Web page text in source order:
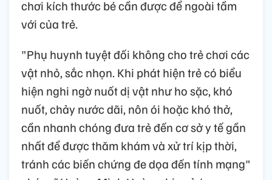
chơi kích thước bé cần được để ngoài tầm
với của trẻ.
"Phụ huynh tuyệt đối không cho trẻ chơi các
vật nhỏ, sắc nhọn. Khi phát hiện trẻ có biểu
hiện nghi ngờ nuốt dị vật như ho sặc, khó
nuốt, chảy nước dãi, nôn ói hoặc khó thở,
cần nhanh chóng đưa trẻ đến cơ sở y tế gần
nhất để được thăm khám và xử trí kịp thời,
tránh các biến chứng đe dọa đến tính mạng"